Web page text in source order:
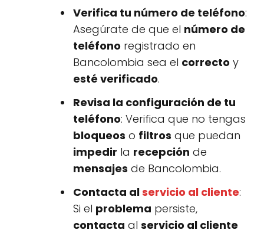
Verifica tu número de teléfono:
Asegúrate de que el número de
teléfono registrado en
Bancolombia sea el correcto y
esté verificado.
Revisa la configuración de tu
teléfono: Verifica que no tengas
bloqueos o filtros que puedan
impedir la recepción de
mensajes de Bancolombia.
Contacta alservicio al cliente:
Si el problema persiste,
contacta al servicio al cliente